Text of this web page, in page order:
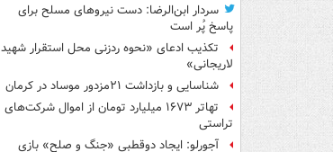
سردار ابن‌الرضا: دست نیروهای مسلح برای
پاسخ پُر است
تکذیب ادعای «نحوه ردزنی محل استقرار شهید
لاریجانی»
شناسایی و بازداشت ۲۱مزدور موساد در کرمان
تهاتر ۱۶۷۳ میلیارد تومان از اموال شرکت‌های
تراستی
آجورلو: ایجاد دوقطبی «جنگ و صلح‌» بازی